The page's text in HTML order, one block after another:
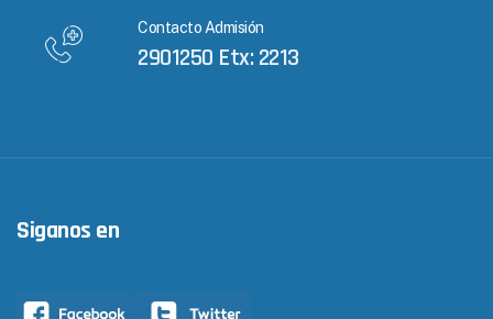
Contacto Admisión
2901250 Etx: 2213
Siganos en